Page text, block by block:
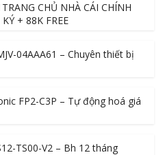
CHỦ NHÀ CÁI CHÍNH
+ 88K FREE
04AAA61 – Chuyên thiết bị
FP2-C3P – Tự động hoá giá
TS00-V2 – Bh 12 tháng